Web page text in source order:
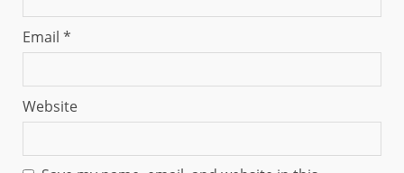
Email *
Website